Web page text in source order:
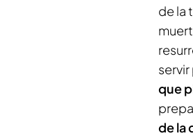
de la
que
de la